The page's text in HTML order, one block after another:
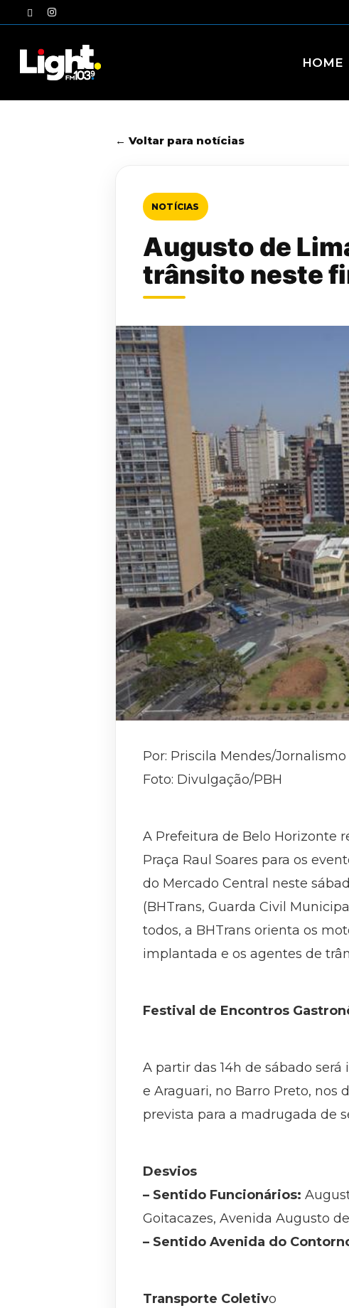
to
twitterinstagram
HOME
← Voltar para notícias
NOTÍCIAS
Augusto de
trânsito neste
Por: Priscila Mendes/
Foto: Divulgação/PBH
A Prefeitura de Belo Horizonte
Praça Raul Soares para os
do Mercado Central neste
(BHTrans, Guarda Civil
todos, a BHTrans orienta os
implantada e os agentes de
Festival de Encontros
A partir das 14h de sábado
e Araguari, no Barro Preto, nos
prevista para a madrugada de
Desvios
– Sentido Funcionários:
Goitacazes, Avenida Augusto
– Sentido Avenida do
Transporte Coletivo